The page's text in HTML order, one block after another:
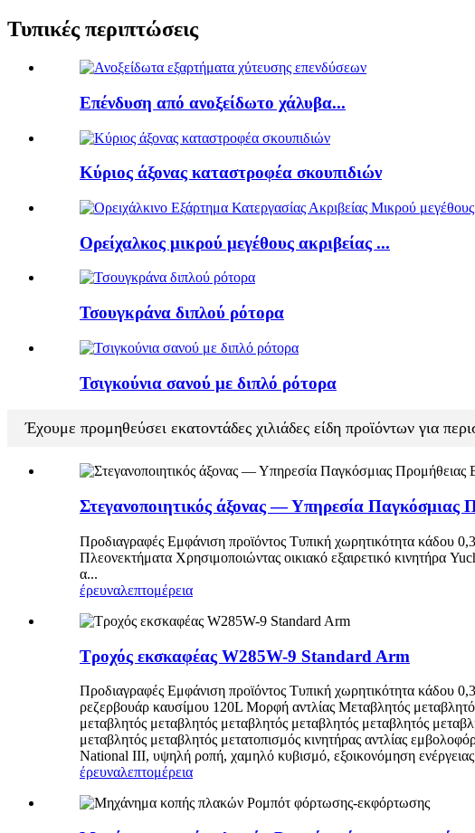
Τυπικές περιπτώσεις
Επένδυση από ανοξείδωτο χάλυβα...
Κύριος άξονας καταστροφέα σκουπιδιών
Ορείχαλκος μικρού μεγέθους ακριβείας ...
Τσουγκράνα διπλού ρότορα
Τσιγκούνια σανού με διπλό ρότορα
Έχουμε προμηθεύσει εκατοντάδες χιλιάδες είδη προϊόντων για
Στεγανοποιητικός άξονας — Υπηρεσία Παγκόσμιας
Προδιαγραφές Εμφάνιση προϊόντος Τυπική χωρητικότητα κάδου
Πλεονεκτήματα Χρησιμοποιώντας οικιακό εξαιρετικό κινητήρα
α...
έρευναλεπτομέρεια
Τροχός εκσκαφέας W285W-9 Standard Arm
Προδιαγραφές Εμφάνιση προϊόντος Τυπική χωρητικότητα
ρεζερβουάρ καυσίμου 120L Μορφή αντλίας Μεταβλητός
μεταβλητός μεταβλητός μεταβλητός μεταβλητός μεταβλητός
μεταβλητός μεταβλητός μετατοπισμός κινητήρας αντλίας
National III, υψηλή ροπή, χαμηλό κυβισμό, εξοικονόμηση ενέργειας
έρευναλεπτομέρεια